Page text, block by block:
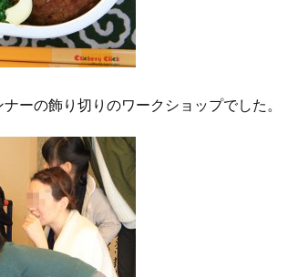
ーの飾り切りのワークショップでした。